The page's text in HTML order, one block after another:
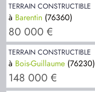
TERRAIN CONSTRUCTIBLE
à Barentin (76360)
80 000 €
TERRAIN CONSTRUCTIBLE
à Bois-Guillaume (76230)
148 000 €